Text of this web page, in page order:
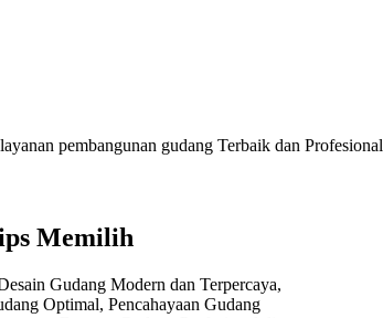
pembangunan gudang Terbaik dan Profesional
Memilih